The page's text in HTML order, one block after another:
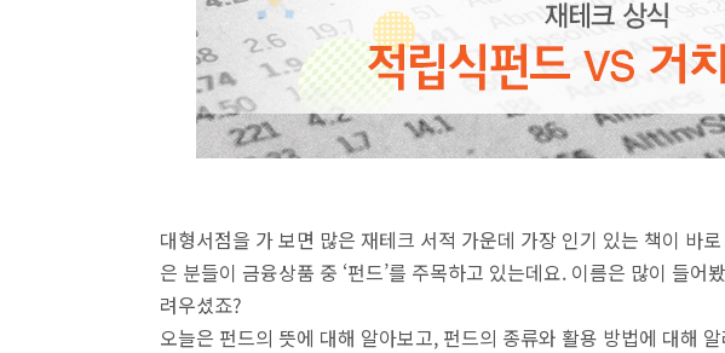
대형서점을 가 보면 많은 재테크 서적 가운데 가장 인기 있는 책이 바
은 분들이 금융상품 중 ‘펀드’를 주목하고 있는데요. 이름은 많이 들어
려우셨죠?
오늘은 펀드의 뜻에 대해 알아보고, 펀드의 종류와 활용 방법에 대해